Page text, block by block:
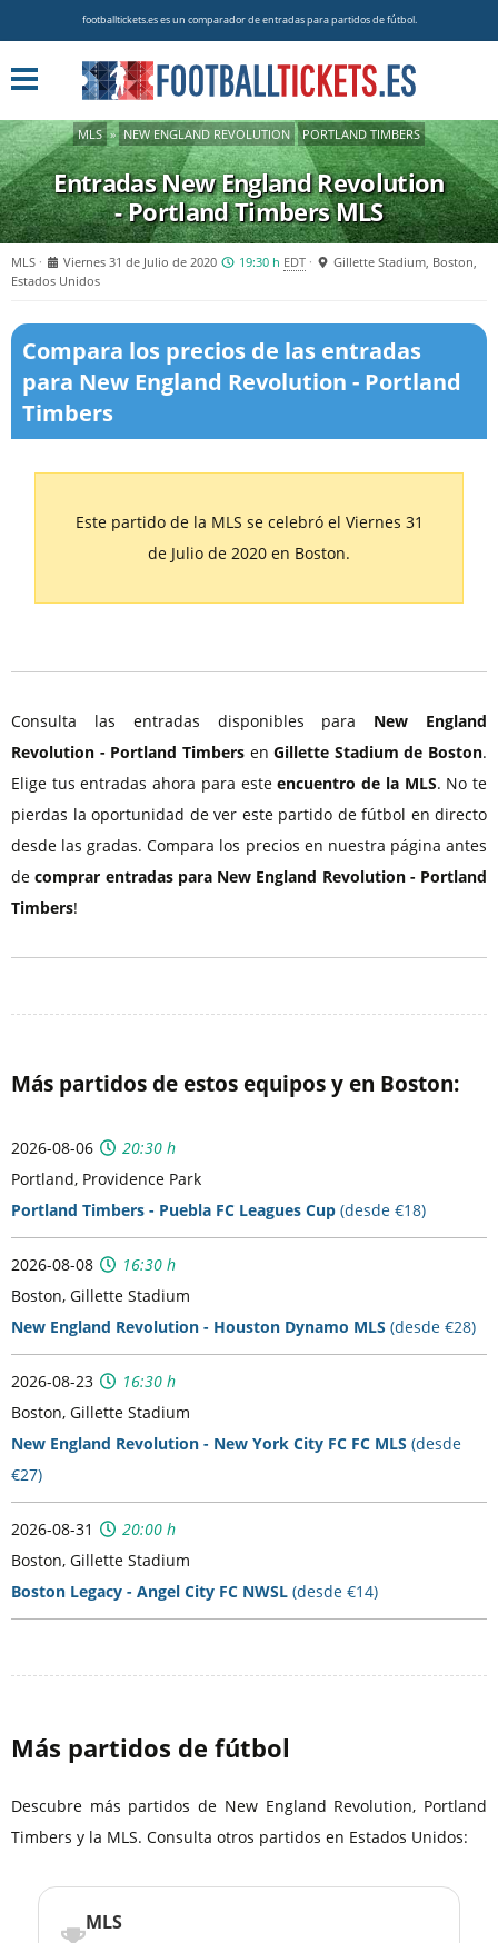
footballtickets.es es un comparador de entradas para partidos de fútbol.
MLS » NEW ENGLAND REVOLUTION PORTLAND TIMBERS
Entradas New England Revolution
- Portland TimbersMLS
MLS Viernes 31 de Julio de 2020 19:30 h EDT
Gillette Stadium, Boston,
Estados Unidos
Compara los precios de las entradas
para New England Revolution - Portland
Timbers
Este partido de la MLS se celebró el Viernes 31
de Julio de 2020 en Boston.
Consulta las entradas disponibles para New England
Revolution - Portland TimbersenGillette Stadium de Boston.
Elige tus entradas ahora para esteencuentro de la MLS. No te
pierdas la oportunidad de ver este partido de fútbol en directo
desde las gradas. Compara los precios en nuestra página antes
decomprar entradas para New England Revolution - Portland
Timbers!
Más partidos de estos equipos y en Boston:
2026-08-06
20:30 h
Portland, Providence Park
Portland Timbers - Puebla FC Leagues Cup (desde €18)
2026-08-08
16:30 h
Boston, Gillette Stadium
New England Revolution - Houston Dynamo MLS (desde €28)
2026-08-23
16:30 h
Boston, Gillette Stadium
New England Revolution - New York City FC FC MLS (desde
€27)
2026-08-31
20:00 h
Boston, Gillette Stadium
Boston Legacy - Angel City FC NWSL (desde €14)
Más partidos de fútbol
Descubre más partidos de New England Revolution, Portland
Timbers y la MLS. Consulta otros partidos en Estados Unidos:
MLS